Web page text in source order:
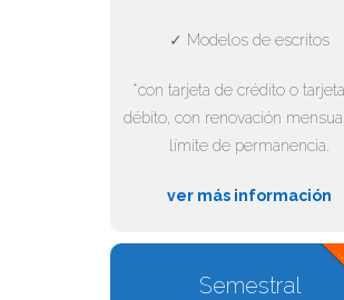
✓ Modelos de escritos
*con tarjeta de crédito o
débito, con renovación
límite de permanencia.
ver más información
Semestral